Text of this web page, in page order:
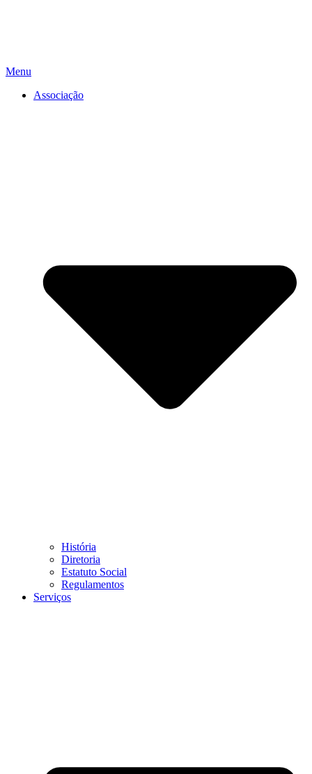
Menu
Associação
História
Diretoria
Estatuto Social
Regulamentos
Serviços